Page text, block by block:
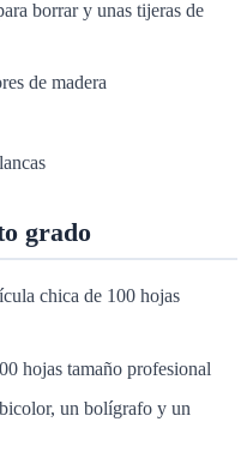
borrar y unas tijeras de
de madera
grado
chica de 100 hojas
hojas tamaño profesional
un bolígrafo y un